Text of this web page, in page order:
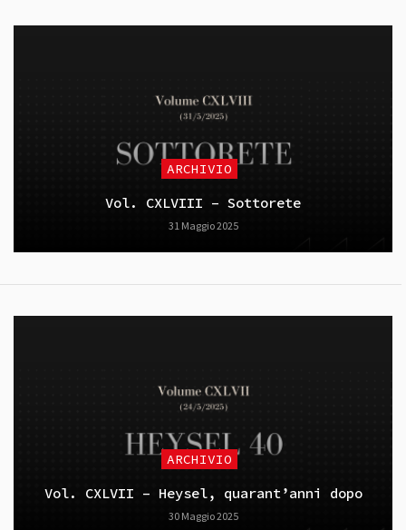
ARCHIVIO
Vol. CXLVIII – Sottorete
31 Maggio 2025
ARCHIVIO
Vol. CXLVII – Heysel, quarant’anni dopo
30 Maggio 2025